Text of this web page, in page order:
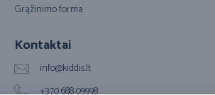
Grąžinimo forma
Kontaktai
info@kiddis.lt
+370 688 09998